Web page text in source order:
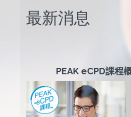
最新消息
PEAK eCPD課程